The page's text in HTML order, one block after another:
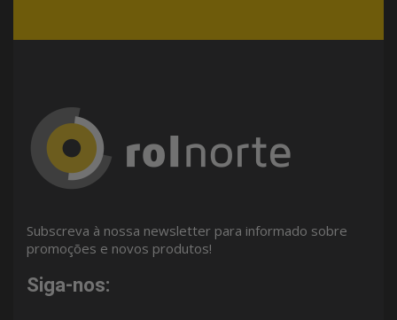
Subscreva à nossa newsletter para informado sobre
promoções e novos produtos!
Siga-nos: